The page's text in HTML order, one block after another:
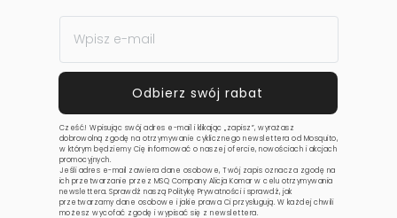
Cześć! Wpisując swój adres e-mail i klikając „zapisz”, wyrażasz
dobrowolną zgodę na otrzymywanie cyklicznego newslettera od Mosquito,
w którym będziemy Cię informować o naszej ofercie, nowościach i akcjach
promocyjnych.
Jeśli adres e-mail zawiera dane osobowe, Twój zapis oznacza zgodę na
ich przetwarzanie przez MSQ Company Alicja Komar w celu otrzymywania
newslettera. Sprawdź naszą Politykę Prywatnościi sprawdź, jak
przetwarzamy dane osobowe i jakie prawa Ci przysługują. W każdej chwili
możesz wycofać zgodę i wypisać się z newslettera.